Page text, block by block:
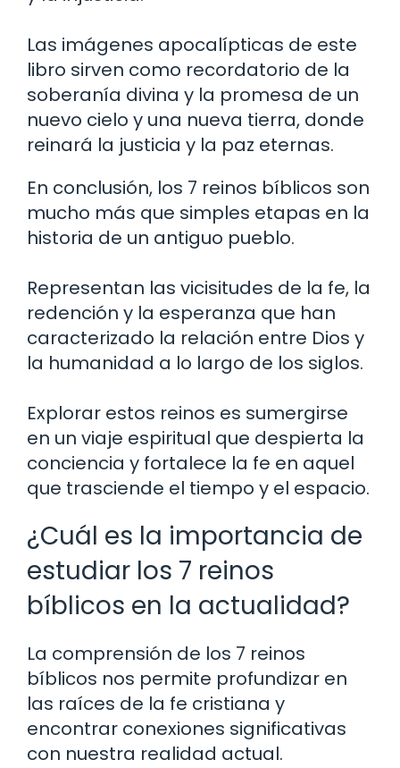
Las imágenes apocalípticas de este
libro sirven como recordatorio de la
soberanía divina y la promesa de un
nuevo cielo y una nueva tierra, donde
reinará la justicia y la paz eternas.
En conclusión, los 7 reinos bíblicos son
mucho más que simples etapas en la
historia de un antiguo pueblo.
Representan las vicisitudes de la fe, la
redención y la esperanza que han
caracterizado la relación entre Dios y
la humanidad a lo largo de los siglos.
Explorar estos reinos es sumergirse
en un viaje espiritual que despierta la
conciencia y fortalece la fe en aquel
que trasciende el tiempo y el espacio.
¿Cuál es la importancia de
estudiar los 7 reinos
bíblicos en la actualidad?
La comprensión de los 7 reinos
bíblicos nos permite profundizar en
las raíces de la fe cristiana y
encontrar conexiones significativas
con nuestra realidad actual.